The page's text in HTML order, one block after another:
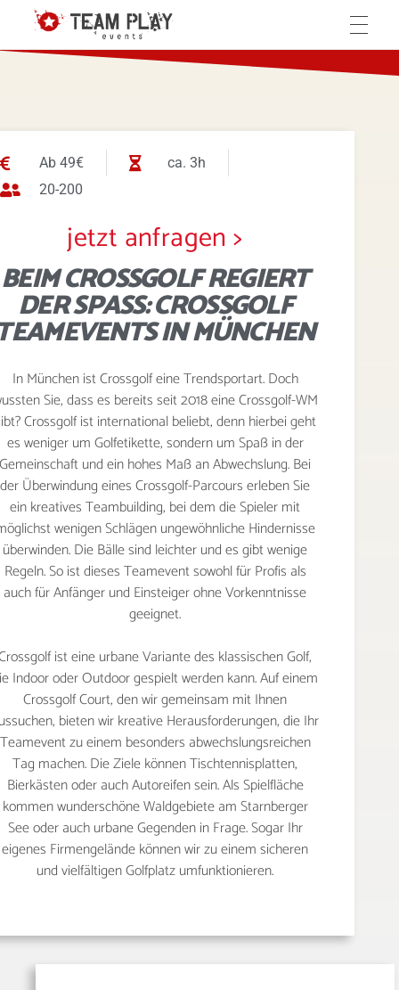
HORROR EVENTS
SEMINARE
WEIHNACHTSFEIER
KONTAKT
JETZT BUCHEN
Ab 49€
ca. 3h
20-200
jetzt anfragen >
BEIM CROSSGOLF REGIERT
DER SPASS: CROSSGOLF T
IN MÜNCHEN
In München ist Crossgolf eine Trendsportart. Doch
Sie, dass es bereits seit 2018 eine Crossgolf-WM
Crossgolf ist international beliebt, denn hierbei geht
es weniger um Golfetikette, sondern um Spaß in der
Gemeinschaft und ein hohes Maß an Abwechslung. Bei
der Überwindung eines Crossgolf-Parcours erleben Sie
ein kreatives Teambuilding, bei dem die Spieler mit
wenigen Schlägen ungewöhnliche Hindernisse
überwinden. Die Bälle sind leichter und es gibt wenige
Regeln. So ist dieses Teamevent sowohl für Profis als
auch für Anfänger und Einsteiger ohne Vorkenntnisse
geeignet.
ist eine urbane Variante des klassischen Golf,
Indoor oder Outdoor gespielt werden kann. Auf einem
Crossgolf Court, den wir gemeinsam mit Ihnen
bieten wir kreative Herausforderungen, die Ihr
Teamevent zu einem besonders abwechslungsreichen
Tag machen. Die Ziele können Tischtennisplatten,
Bierkästen oder auch Autoreifen sein. Als Spielfläche
kommen wunderschöne Waldgebiete am Starnberger
See oder auch urbane Gegenden in Frage. Sogar Ihr
eigenes Firmengelände können wir zu einem sicheren
und vielfältigen Golfplatz umfunktionieren.